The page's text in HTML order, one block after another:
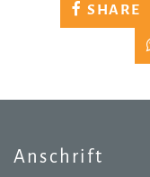
SHARE
Anschrift